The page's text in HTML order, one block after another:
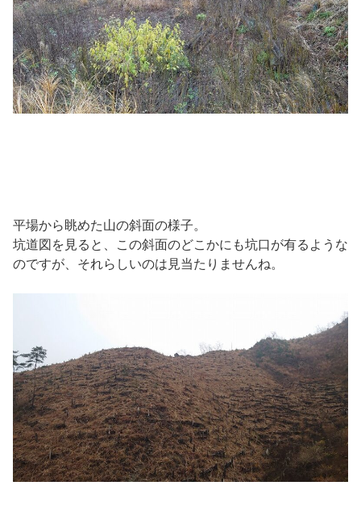
平場から眺めた山の斜面の様子。
坑道図を見ると、この斜面のどこかにも坑口が有るような
のですが、それらしいのは見当たりませんね。